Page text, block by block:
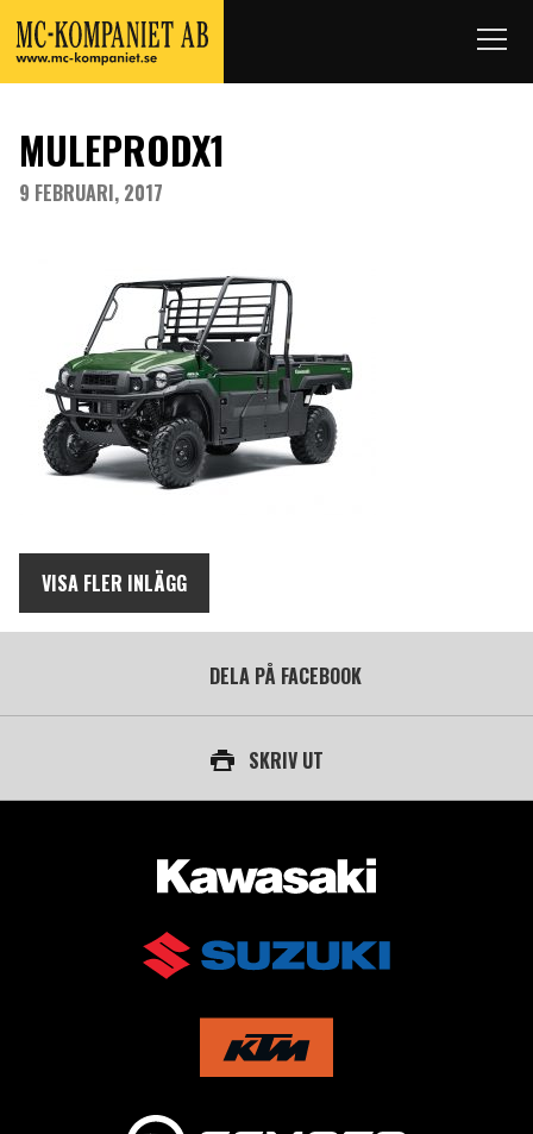
MULEPRODX1
9 FEBRUARI, 2017
VISA FLER INLÄGG
DELA PÅ FACEBOOK
SKRIV UT
AUKTORISERAD ÅTERFÖRSÄLJARE AV